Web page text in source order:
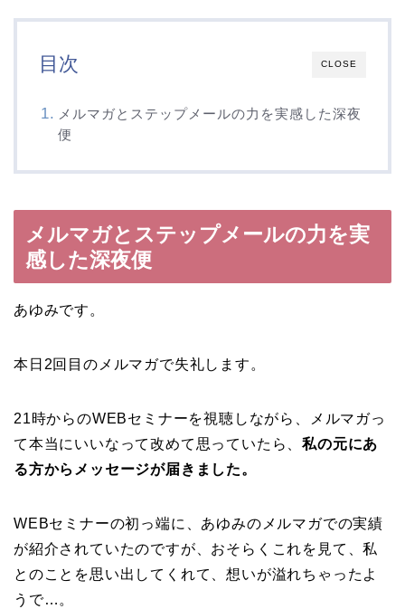
CLOSE
目次
メルマガとステップメールの力を実感した深夜
便
メルマガとステップメールの力を実
感した深夜便
あゆみです。
本日2回目のメルマガで失礼します。
21時からのWEBセミナーを視聴しながら、メルマガっ
て本当にいいなって改めて思っていたら、私の元にあ
る方からメッセージが届きました。
WEBセミナーの初っ端に、あゆみのメルマガでの実績
が紹介されていたのですが、おそらくこれを見て、私
とのことを思い出してくれて、想いが溢れちゃったよ
うで…。